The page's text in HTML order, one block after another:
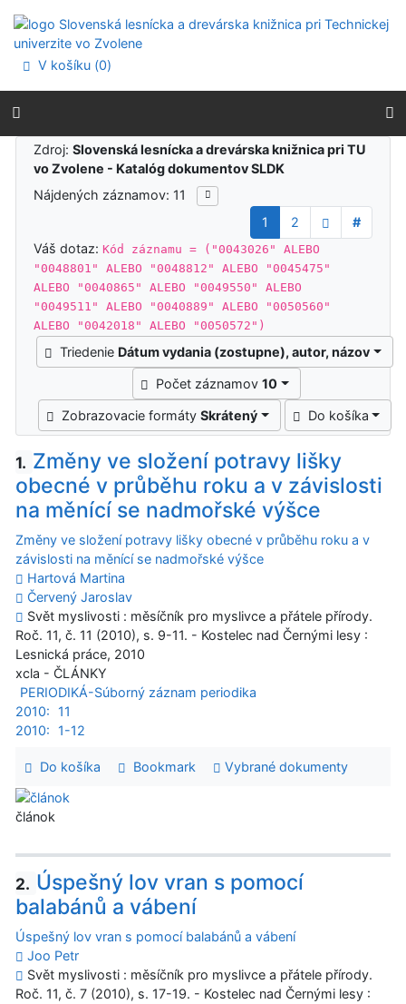
Prejsť na menu
Prehlásenie o webovej prístupnosti
V košíku (0)
Výsledky vyhľadávania
Zdroj:Slovenská lesnícka a drevárska knižnica pri TU
vo Zvolene - Katalóg dokumentov SLDK
Nájdených záznamov: 11
1
2
#
Váš dotaz:Kód záznamu = ("0043026" ALEBO
"0048801" ALEBO "0048812" ALEBO "0045475"
ALEBO "0040865" ALEBO "0049550" ALEBO
"0049511" ALEBO "0040889" ALEBO "0050560"
ALEBO "0042018" ALEBO "0050572")
Triedenie Dátum vydania (zostupne), autor, názov
Počet záznamov10
Zobrazovacie formátySkrátený Do košíka
1. Změny ve složení potravy lišky
obecné v průběhu roku a v závislosti
na měnící se nadmořské výšce
Změny ve složení potravy lišky obecné v průběhu roku a v
závislosti na měnící se nadmořské výšce
Hartová Martina
Červený Jaroslav
Svět myslivosti : měsíčník pro myslivce a přátele přírody.
Roč. 11, č. 11 (2010), s. 9-11. - Kostelec nad Černými lesy :
Lesnická práce, 2010
xcla - ČLÁNKY
PERIODIKÁ-Súborný záznam periodika
2010:
11
2010:
1-12
Do košíka Bookmark Vybrané dokumenty
článok
2. Úspešný lov vran s pomocí
balabánů a vábení
Úspešný lov vran s pomocí balabánů a vábení
Joo Petr
Svět myslivosti : měsíčník pro myslivce a přátele přírody.
Roč. 11, č. 7 (2010), s. 17-19. - Kostelec nad Černými lesy :